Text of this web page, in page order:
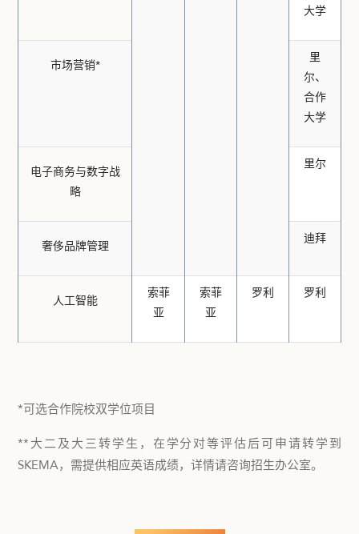
大学
市场营销*
里
尔、
合作
大学
电子商务与数字战
略
里尔
奢侈品牌管理
迪拜
人工智能
索菲
亚
索菲
亚
罗利 罗利
*可选合作院校双学位项目
**大二及大三转学生，在学分对等评估后可申请转学到
SKEMA，需提供相应英语成绩，详情请咨询招生办公室。